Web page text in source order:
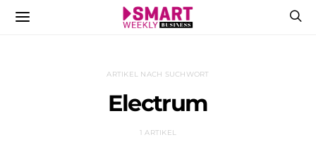
ARTIKEL NACH SUCHWORT
Electrum
1 ARTIKEL